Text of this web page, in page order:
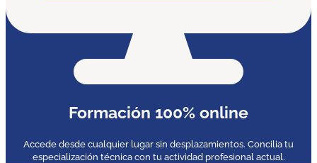
Formación 100% online
Accede desde cualquier lugar sin desplazamientos. Concilia tu
especialización técnica con tu actividad profesional actual.